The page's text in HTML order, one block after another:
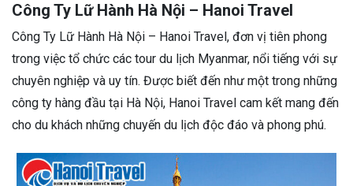
Công Ty Lữ Hành Hà Nội – Hanoi Travel
Công Ty Lữ Hành Hà Nội – Hanoi Travel, đơn vị tiên phong
trong việc tổ chức các tour du lịch Myanmar, nổi tiếng với sự
chuyên nghiệp và uy tín. Được biết đến như một trong những
công ty hàng đầu tại Hà Nội, Hanoi Travel cam kết mang đến
cho du khách những chuyến du lịch độc đáo và phong phú.